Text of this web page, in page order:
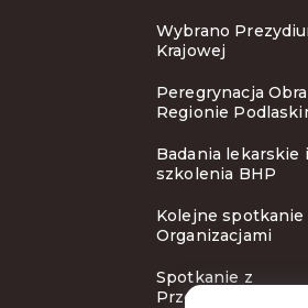
Wybrano
Krajowej
Peregrynacja
Regionie
Badania lekarskie i
szkolenia BHP
Kolejne spotkanie
Organizacjami
Spotkanie z
Przewodniczącym